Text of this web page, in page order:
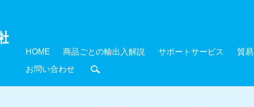
HOME 商品ごとの輸出入解説 サポートサービス 貿
お問い合わせ